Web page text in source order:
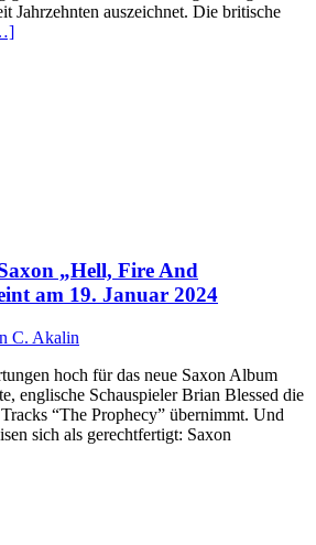
Jahrzehnten auszeichnet. Die britische
„Hell, Fire And
am 19. Januar 2024
C. Akalin
hoch für das neue Saxon Album
englische Schauspieler Brian Blessed die
“The Prophecy” übernimmt. Und
sich als gerechtfertigt: Saxon